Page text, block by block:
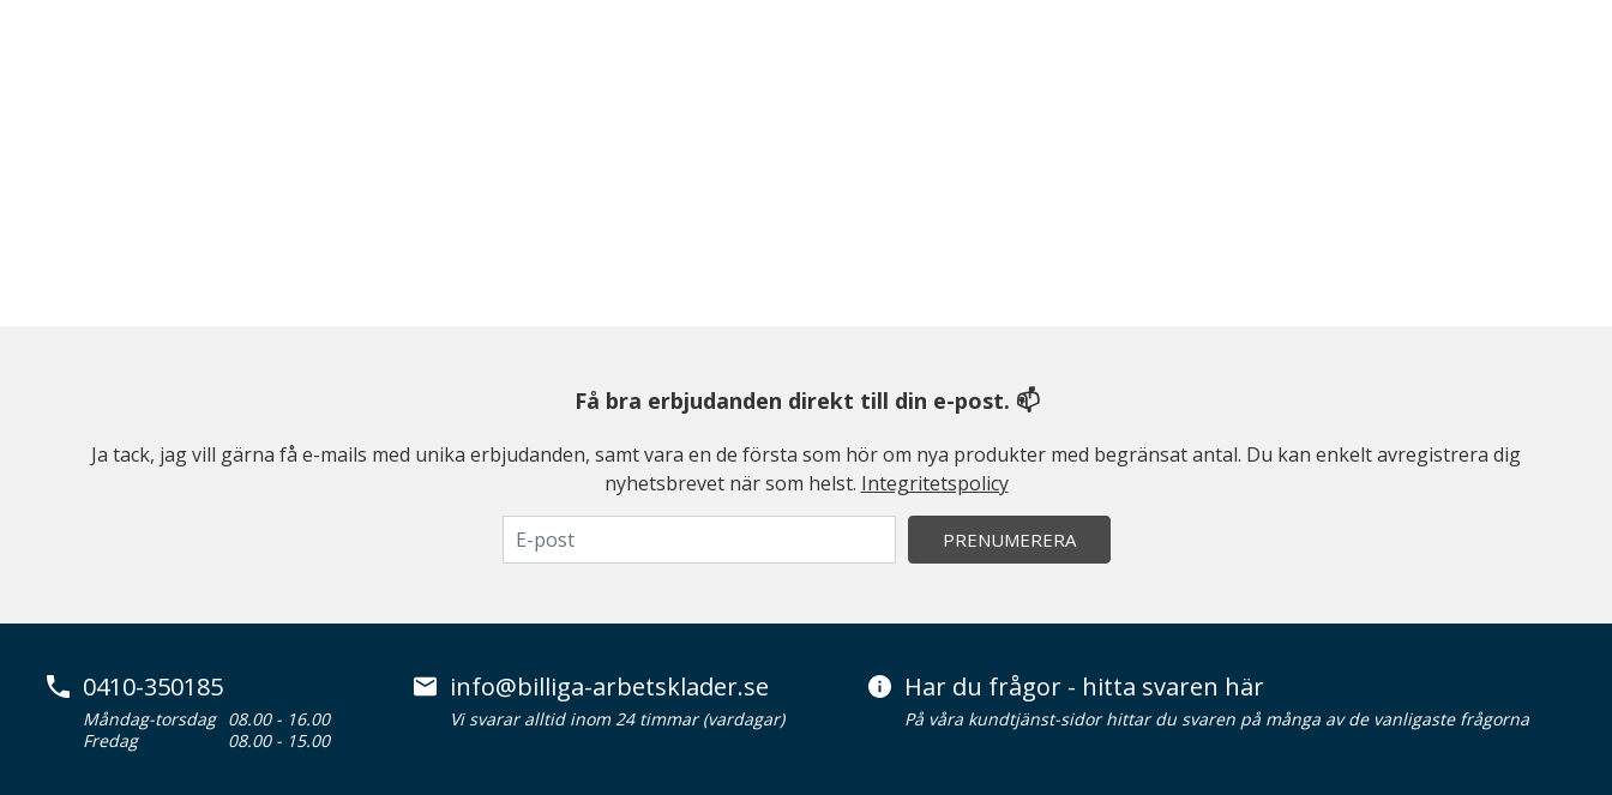
Få bra erbjudanden direkt till din e-post. 📫
Ja tack, jag vill gärna få e-mails med unika erbjudanden, samt vara en de första som hör om nya produkter med begränsat antal. Du kan enkelt avregistrera dig
nyhetsbrevet när som helst. Integritetspolicy
PRENUMERERA
0410-350185
Måndag-torsdag 08.00 - 16.00
Fredag
08.00 - 15.00
info@billiga-arbetsklader.se
Vi svarar alltid inom 24 timmar (vardagar)
Har du frågor - hitta svaren här
På våra kundtjänst-sidor hittar du svaren på många av de vanligaste frågorna